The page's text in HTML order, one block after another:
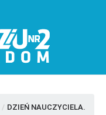
/ DZIEŃ NAUCZYCIELA.